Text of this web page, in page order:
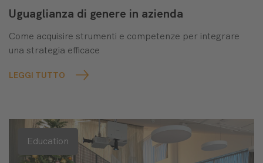
Uguaglianza di genere in azienda
Come acquisire strumenti e competenze per integrare
una strategia efficace
LEGGI TUTTO
Education